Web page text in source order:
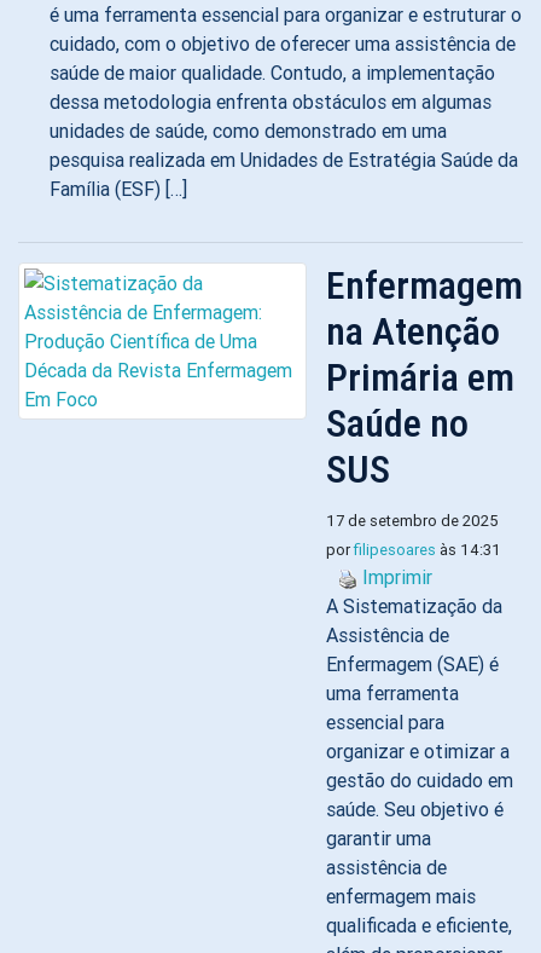
é uma ferramenta essencial para organizar e estruturar o
cuidado, com o objetivo de oferecer uma assistência de
saúde de maior qualidade. Contudo, a implementação
dessa metodologia enfrenta obstáculos em algumas
unidades de saúde, como demonstrado em uma
pesquisa realizada em Unidades de Estratégia Saúde da
Família (ESF) […]
Enfermagem
na Atenção
Primária em
Saúde no
SUS
17 de setembro de 2025
porfilipesoares às 14:31
Imprimir
A Sistematização da
Assistência de
Enfermagem (SAE) é
uma ferramenta
essencial para
organizar e otimizar a
gestão do cuidado em
saúde. Seu objetivo é
garantir uma
assistência de
enfermagem mais
qualificada e eficiente,